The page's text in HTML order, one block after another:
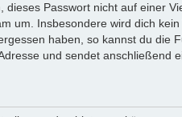
Passwort nicht auf einer
um. Insbesondere wird dich
haben, so kannst du die
und sendet anschließend